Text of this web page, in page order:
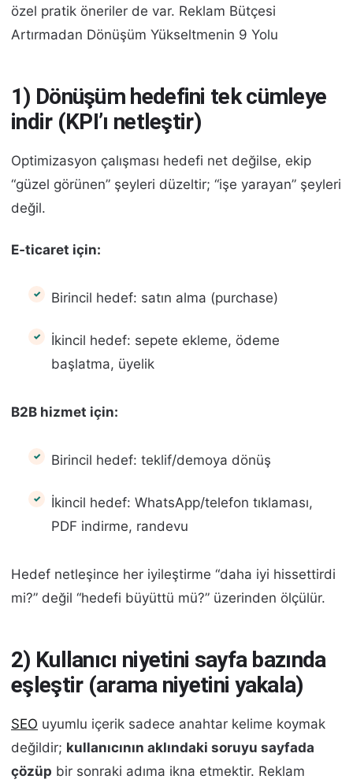
özel pratik öneriler de var. Reklam Bütçesi
Artırmadan Dönüşüm Yükseltmenin 9 Yolu
1) Dönüşüm hedefini tek cümleye
indir (KPI’ı netleştir)
Optimizasyon çalışması hedefi net değilse, ekip
“güzel görünen” şeyleri düzeltir; “işe yarayan” şeyleri
değil.
E‑ticaret için:
Birincil hedef: satın alma (purchase)
İkincil hedef: sepete ekleme, ödeme
başlatma, üyelik
B2B hizmet için:
Birincil hedef: teklif/demoya dönüş
İkincil hedef: WhatsApp/telefon tıklaması,
PDF indirme, randevu
Hedef netleşince her iyileştirme “daha iyi hissettirdi
mi?” değil “hedefi büyüttü mü?” üzerinden ölçülür.
2) Kullanıcı niyetini sayfa bazında
eşleştir (arama niyetini yakala)
SEO uyumlu içerik sadece anahtar kelime koymak
değildir; kullanıcının aklındaki soruyu sayfada
çözüp bir sonraki adıma ikna etmektir. Reklam